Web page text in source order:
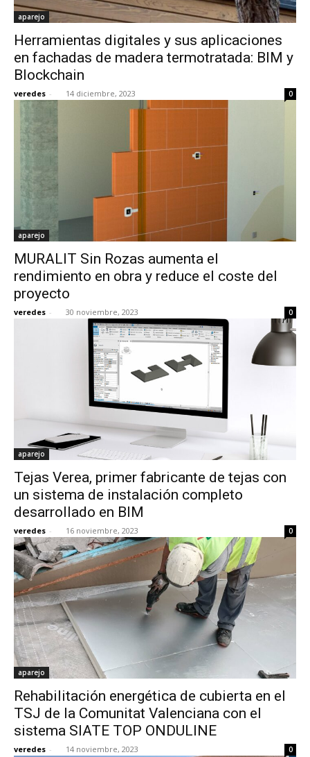
aparejo
Herramientas digitales y sus aplicaciones
en fachadas de madera termotratada: BIM y
Blockchain
veredes - 14 diciembre, 2023 0
aparejo
MURALIT Sin Rozas aumenta el
rendimiento en obra y reduce el coste del
proyecto
veredes - 30 noviembre, 2023 0
aparejo
Tejas Verea, primer fabricante de tejas con
un sistema de instalación completo
desarrollado en BIM
veredes - 16 noviembre, 2023 0
aparejo
Rehabilitación energética de cubierta en el
TSJ de la Comunitat Valenciana con el
sistema SIATE TOP ONDULINE
veredes - 14 noviembre, 2023 0